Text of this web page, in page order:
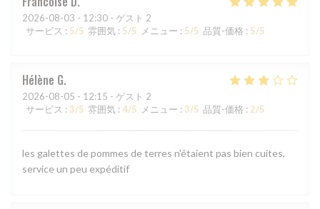
2026-08-03 - 12:30 - ゲスト 2
サービス : 5/5 雰囲気 : 5/5 メニュー : 5/5 品質-価格 : 5/5
Hélène G
2026-08-05 - 12:15 - ゲスト 2
サービス : 3/5 雰囲気 : 4/5 メニュー : 3/5 品質-価格 : 2/5
les galettes de pommes de terres n'étaient pas bien cuites,
service un peu expéditif